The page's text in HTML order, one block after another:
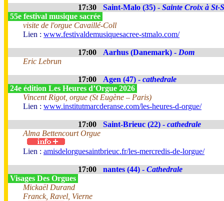
17:30 Saint-Malo (35) - Sainte Croix à St-
55e festival musique sacrée
visite de l'orgue Cavaillé-Coll
Lien : www.festivaldemusiquesacree-stmalo.com/
17:00 Aarhus (Danemark) - Dom
Eric Lebrun
17:00 Agen (47) - cathedrale
24e édition Les Heures d’Orgue 2026
Vincent Rigot, orgue (St Eugène – Paris)
Lien : www.institutmarcderanse.com/les-heures-d-orgue/
17:00 Saint-Brieuc (22) - cathedrale
Alma Bettencourt Orgue
Lien : amisdelorguesaintbrieuc.fr/les-mercredis-de-lorgue/
17:00 nantes (44) - Cathedrale
Visages Des Orgues
Mickaël Durand
Franck, Ravel, Vierne